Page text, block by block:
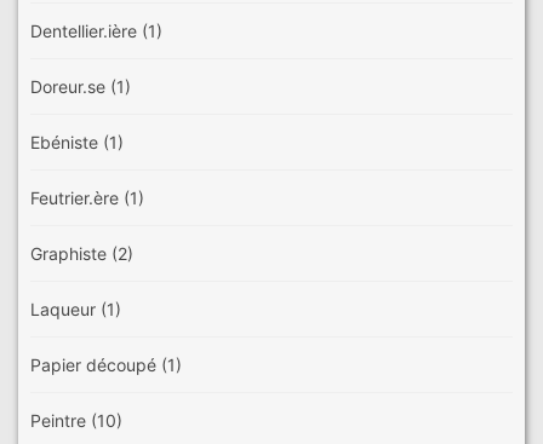
Dentellier.ière (1)
Doreur.se (1)
Ebéniste (1)
Feutrier.ère (1)
Graphiste (2)
Laqueur (1)
Papier découpé (1)
Peintre (10)